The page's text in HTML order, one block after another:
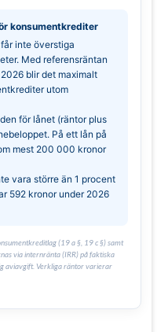
konsumentkrediter
inte överstiga
Med referensräntan
blir det maximalt
utom
för lånet (räntor plus
På ett lån på
mest 200 000 kronor
vara större än 1 procent
592 kronor under 2026
(19 a §, 19 c §) samt
via internränta (IRR) på faktiska
aviavgift. Verkliga räntor varierar